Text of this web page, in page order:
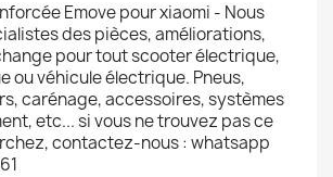
Emove pour xiaomi - Nous
des pièces, améliorations,
pour tout scooter électrique,
ou véhicule électrique. Pneus,
carénage, accessoires, systèmes
etc... si vous ne trouvez pas ce
contactez-nous : whatsapp